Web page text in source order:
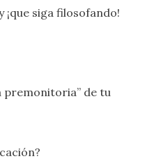
¡que siga filosofando!
premonitoria” de tu